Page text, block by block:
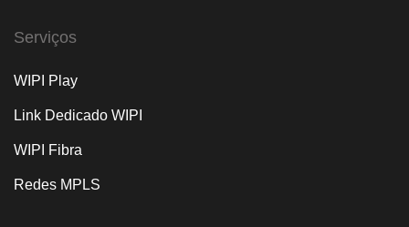
Serviços
WIPI Play
Link Dedicado WIPI
WIPI Fibra
Redes MPLS